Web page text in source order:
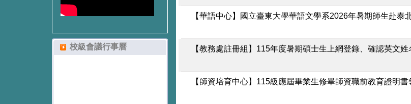
校級會議行事曆
【華語中心】國立臺東大學華語文學系2026年暑期師生赴泰
【教務處註冊組】115年度暑期碩士生上網登錄、確認英文
【師資培育中心】115級應屆畢業生修畢師資職前教育證明